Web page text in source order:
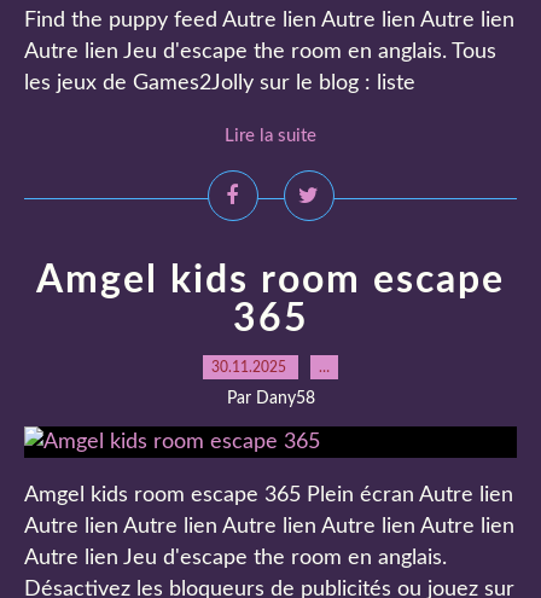
Find the puppy feed Autre lien Autre lien Autre lien
Autre lien Jeu d'escape the room en anglais. Tous
les jeux de Games2Jolly sur le blog : liste
Lire la suite
Amgel kids room escape
365
30.11.2025 …
Par Dany58
Amgel kids room escape 365 Plein écran Autre lien
Autre lien Autre lien Autre lien Autre lien Autre lien
Autre lien Jeu d'escape the room en anglais.
Désactivez les bloqueurs de publicités ou jouez sur